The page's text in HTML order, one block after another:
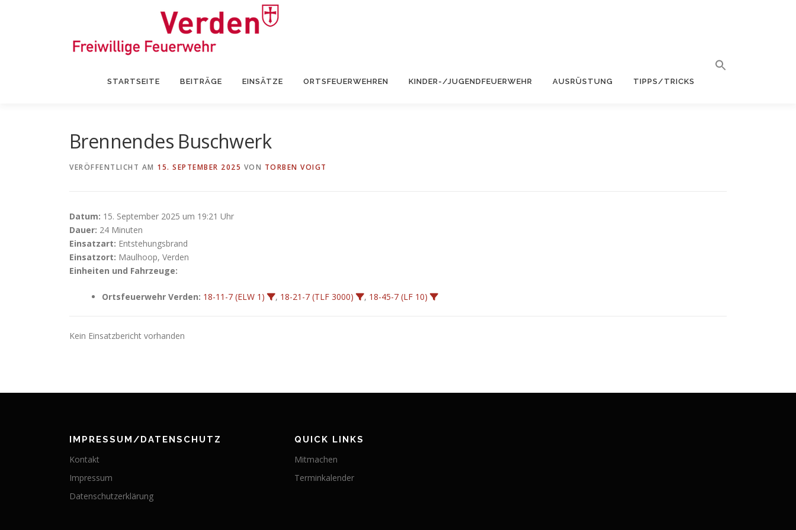
STARTSEITE BEITRÄGE EINSÄTZE ORTSFEUERWEHREN KINDER-/JUGENDFEUERWEHR AUSRÜSTUNG TIPPS/TRICKS
Brennendes Buschwerk
VERÖFFENTLICHT AM 15. SEPTEMBER 2025 VON TORBEN VOIGT
Datum: 15. September 2025 um 19:21 Uhr
Dauer: 24 Minuten
Einsatzart: Entstehungsbrand
Einsatzort: Maulhoop, Verden
Einheiten und Fahrzeuge:
Ortsfeuerwehr Verden: 18-11-7 (ELW 1) , 18-21-7 (TLF 3000) , 18-45-7 (LF 10)
Kein Einsatzbericht vorhanden
IMPRESSUM/DATENSCHUTZ
Kontakt
Impressum
Datenschutzerklärung
QUICK LINKS
Mitmachen
Terminkalender